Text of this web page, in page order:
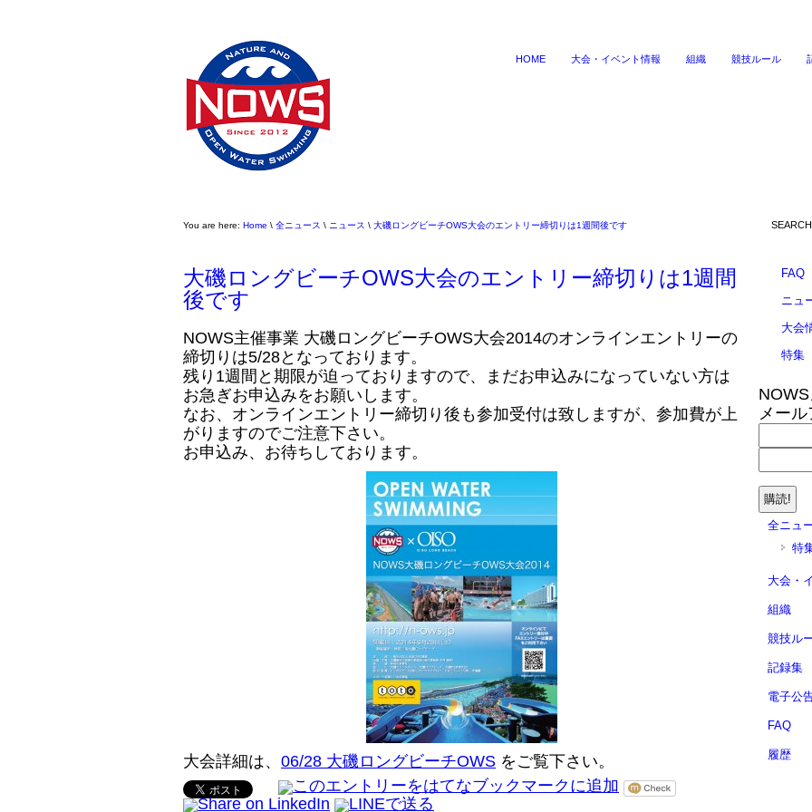
HOME 大会・イベント情報 組織 競技ルール
You are here: Home \ 全ニュース \ ニュース \ 大磯ロングビーチOWS大会のエントリー締切りは1週間後です
大磯ロングビーチOWS大会のエントリー締切りは1週間
後です
NOWS主催事業 大磯ロングビーチOWS大会2014のオンラインエントリーの
締切りは5/28となっております。
残り1週間と期限が迫っておりますので、まだお申込みになっていない方は
お急ぎお申込みをお願いします。
なお、オンラインエントリー締切り後も参加受付は致しますが、参加費が上
がりますのでご注意下さい。
お申込み、お待ちしております。
大会詳細は、 06/28 大磯ロングビーチOWS をご覧下さい。
FAQ
ニュ
大会
特集
メール
全ニュ
特
大会・
組織
競技ル
記録集
電子公
FAQ
履歴